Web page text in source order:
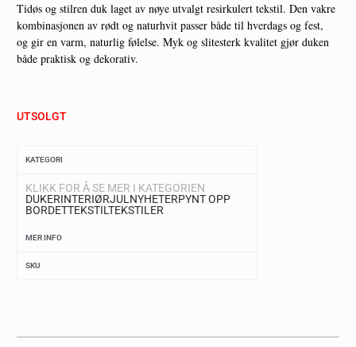
Tidøs og stilren duk laget av nøye utvalgt resirkulert tekstil. Den vakre
kombinasjonen av rødt og naturhvit passer både til hverdags og fest,
og gir en varm, naturlig følelse. Myk og slitesterk kvalitet gjør duken
både praktisk og dekorativ.
UTSOLGT
KATEGORI
KLIKK FOR Å SE MER I KATEGORIEN
DUKERINTERIØRJULNYHETERPYNT OPP
BORDETTEKSTILTEKSTILER
MER INFO
SKU